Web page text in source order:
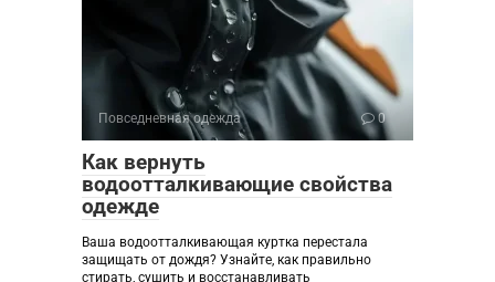
Повседневная одежда 0
Как вернуть
водоотталкивающие свойства
одежде
Ваша водоотталкивающая куртка перестала
защищать от дождя? Узнайте, как правильно
стирать, сушить и восстанавливать